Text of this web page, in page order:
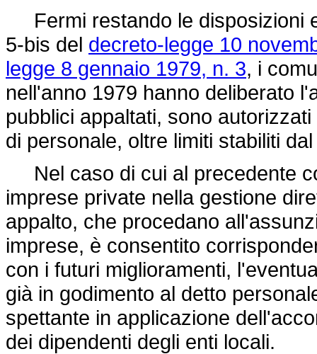
Fermi restando le disposizioni
5-bis del decreto-legge 10
legge 8 gennaio 1979, n. 3, i
nell'anno 1979 hanno deliberato
pubblici appaltati, sono
di personale, oltre limiti stabiliti
Nel caso di cui al precedente
imprese private nella gestione
appalto, che procedano
imprese, è consentito
con i futuri miglioramenti,
già in godimento al detto
spettante in applicazione
dei dipendenti degli enti locali.